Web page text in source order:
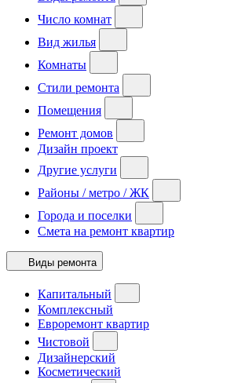
Число комнат
Вид жилья
Комнаты
Стили ремонта
Помещения
Ремонт домов
Дизайн проект
Другие услуги
Районы / метро / ЖК
Города и поселки
Смета на ремонт квартир
Виды ремонта
Капитальный
Комплексный
Евроремонт квартир
Чистовой
Дизайнерский
Косметический